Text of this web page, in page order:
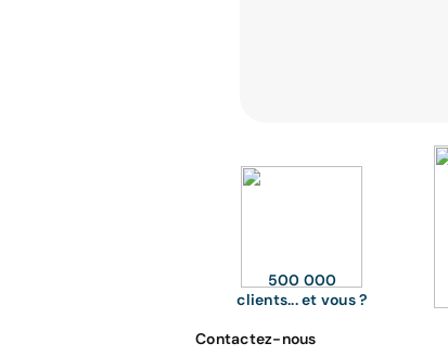
500 000
clients... et vous ?
Contactez-nous